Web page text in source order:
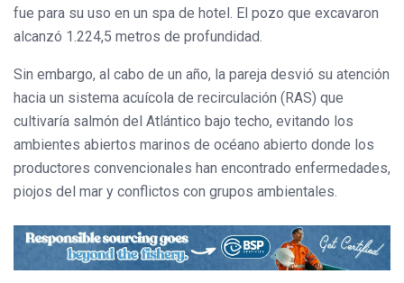
fue para su uso en un spa de hotel. El pozo que excavaron
alcanzó 1.224,5 metros de profundidad.
Sin embargo, al cabo de un año, la pareja desvió su atención
hacia un sistema acuícola de recirculación (RAS) que
cultivaría salmón del Atlántico bajo techo, evitando los
ambientes abiertos marinos de océano abierto donde los
productores convencionales han encontrado enfermedades,
piojos del mar y conflictos con grupos ambientales.